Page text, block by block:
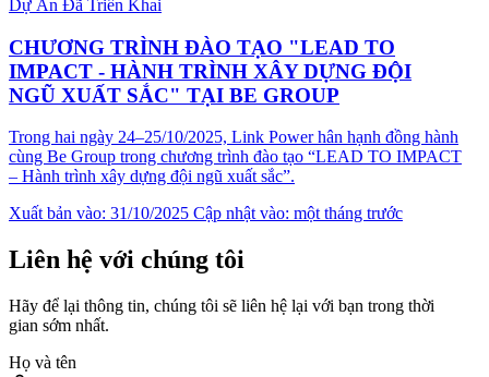
Dự Án Đã Triển Khai
CHƯƠNG TRÌNH ĐÀO TẠO "LEAD TO
IMPACT - HÀNH TRÌNH XÂY DỰNG ĐỘI
NGŨ XUẤT SẮC" TẠI BE GROUP
Trong hai ngày 24–25/10/2025, Link Power hân hạnh đồng hành
cùng Be Group trong chương trình đào tạo “LEAD TO IMPACT
– Hành trình xây dựng đội ngũ xuất sắc”.
Xuất bản vào: 31/10/2025 Cập nhật vào: một tháng trước
Liên hệ với chúng tôi
Hãy để lại thông tin, chúng tôi sẽ liên hệ lại với bạn trong thời
gian sớm nhất.
Họ và tên